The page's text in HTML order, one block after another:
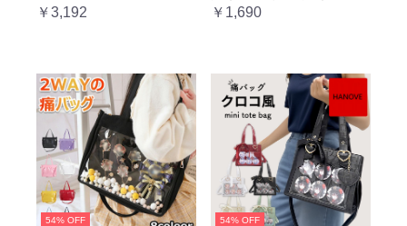
女兼用 学生 スクール 透
￥3,192
ー 推し色 肩掛け レディ
￥1,690
54% OFF 54% OFF